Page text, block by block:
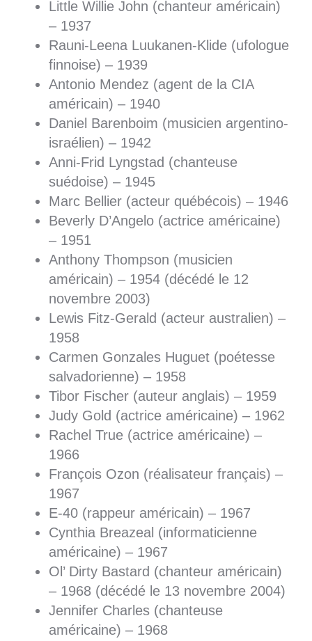
Little Willie John (chanteur américain)
– 1937
Rauni-Leena Luukanen-Klide (ufologue
finnoise) – 1939
Antonio Mendez (agent de la CIA
américain) – 1940
Daniel Barenboim (musicien argentino-
israélien) – 1942
Anni-Frid Lyngstad (chanteuse
suédoise) – 1945
Marc Bellier (acteur québécois) – 1946
Beverly D’Angelo (actrice américaine)
– 1951
Anthony Thompson (musicien
américain) – 1954 (décédé le 12
novembre 2003)
Lewis Fitz-Gerald (acteur australien) –
1958
Carmen Gonzales Huguet (poétesse
salvadorienne) – 1958
Tibor Fischer (auteur anglais) – 1959
Judy Gold (actrice américaine) – 1962
Rachel True (actrice américaine) –
1966
François Ozon (réalisateur français) –
1967
E-40 (rappeur américain) – 1967
Cynthia Breazeal (informaticienne
américaine) – 1967
Ol’ Dirty Bastard (chanteur américain)
– 1968 (décédé le 13 novembre 2004)
Jennifer Charles (chanteuse
américaine) – 1968